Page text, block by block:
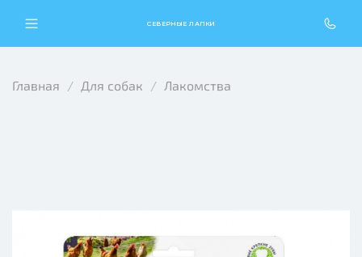
СЕВЕРНЫЕ ЛАПКИ
Главная Для собак Лакомства